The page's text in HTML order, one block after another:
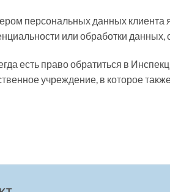
персональных данных клиента
или обработки данных,
есть право обратиться в
учреждение, в которое